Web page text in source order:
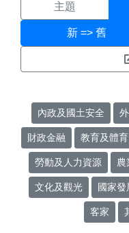
主題
新 => 舊
內政及國土安全
財政金融 教育及體育
勞動及人力資源 農
文化及觀光 國家
客家